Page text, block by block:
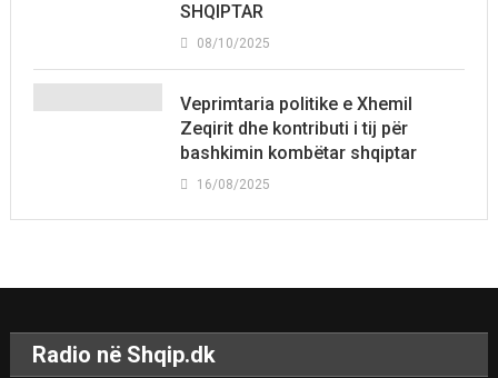
SHQIPTAR
08/10/2025
Veprimtaria politike e Xhemil
Zeqirit dhe kontributi i tij për
bashkimin kombëtar shqiptar
16/08/2025
Radio në Shqip.dk